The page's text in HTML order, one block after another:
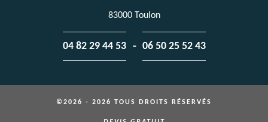
83000 Toulon
04 82 29 44 53 - 06 50 25 52 43
©2026 - 2026 TOUS DROITS RÉSERVÉS